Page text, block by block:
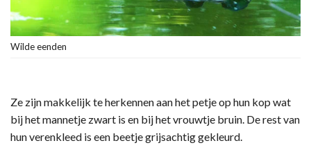
Wilde eenden
Ze zijn makkelijk te herkennen aan het petje op hun kop wat
bij het mannetje zwart is en bij het vrouwtje bruin. De rest van
hun verenkleed is een beetje grijsachtig gekleurd.